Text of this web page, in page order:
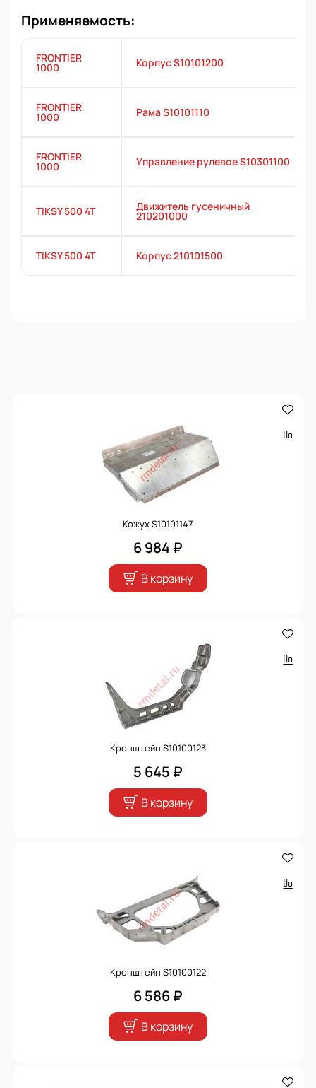
Применяемость:
FRONTIER
1000 Корпус S10101200
FRONTIER
1000 Рама S10101110
FRONTIER
1000 Управление рулевое S10301100
TIKSY 500 4T Движитель гусеничный
210201000
TIKSY 500 4T Корпус 210101500
Кожух S10101147
6 984 ₽
В корзину
Кронштейн S10100123
5 645 ₽
В корзину
Кронштейн S10100122
6 586 ₽
В корзину